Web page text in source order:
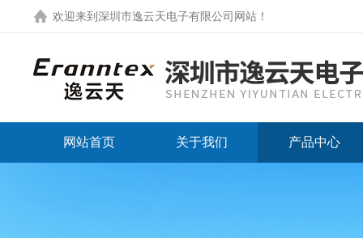
欢迎来到 深圳市逸云天电子有限公司网站 ！
网站首页 关于我们 产品中心